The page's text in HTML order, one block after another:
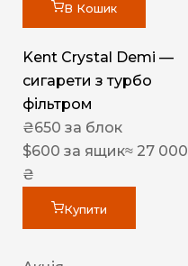
В Кошик
Kent Crystal Demi —
сигарети з турбо
фільтром
₴650 за блок
$600 за ящик≈ 27 000
₴
Купити